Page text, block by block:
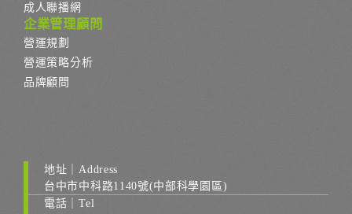
成人聯播網
企業管理顧問
營運規劃
營運策略分析
品牌顧問
地址｜Address
台中市中科路1140號(中部科學園區)
電話｜Tel